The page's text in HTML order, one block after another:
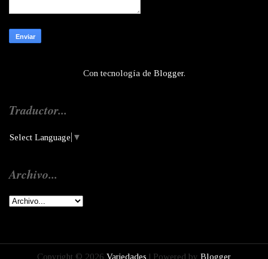
Con tecnología de Blogger.
Traductor...
Select Language ▼
Archivo...
Copyright © 2026 Variedades | Powered by Blogger